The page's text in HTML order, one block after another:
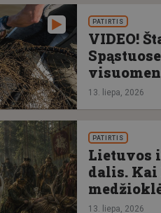
PATIRTIS
VIDEO!
13. liepa, 2026
PATIRTIS
Lietuvos
dalis.
13. liepa, 2026